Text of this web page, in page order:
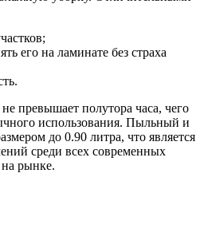
его на ламинате без страха
превышает полутора часа, чего
использования. Пыльный и
до 0.90 литра, что является
среди всех современных
рынке.